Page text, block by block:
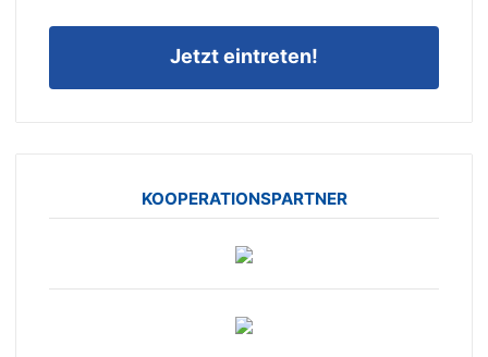
Jetzt eintreten!
KOOPERATIONSPARTNER